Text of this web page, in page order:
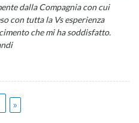
dalla Compagnia con cui
con tutta la Vs esperienza
che mi ha soddisfatto.
»